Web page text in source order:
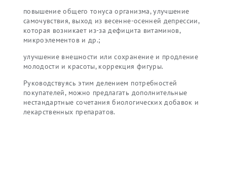
повышение общего тонуса организма, улучшение
самочувствия, выход из весенне-осенней депрессии,
которая возникает из-за дефицита витаминов,
микроэлементов и др.;
улучшение внешности или сохранение и продление
молодости и красоты, коррекция фигуры.
Руководствуясь этим делением потребностей
покупателей, можно предлагать дополнительные
нестандартные сочетания биологических добавок и
лекарственных препаратов.